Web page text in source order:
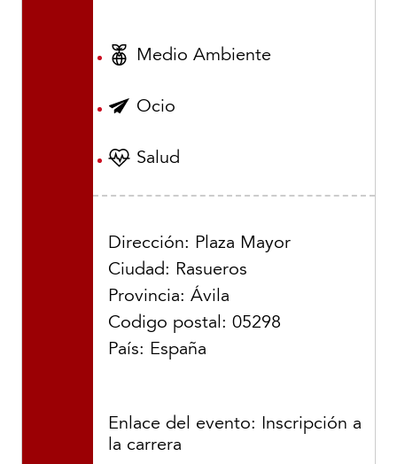
Medio Ambiente
Ocio
Salud
Dirección: Plaza Mayor
Ciudad: Rasueros
Provincia: Ávila
Codigo postal: 05298
País: España
Enlace del evento: Inscripción a
la carrera